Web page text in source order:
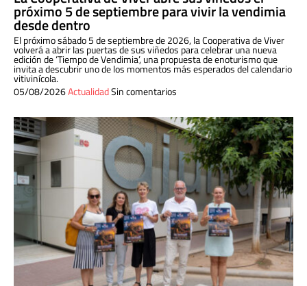
próximo 5 de septiembre para vivir la vendimia
desde dentro
El próximo sábado 5 de septiembre de 2026, la Cooperativa de Viver
volverá a abrir las puertas de sus viñedos para celebrar una nueva
edición de ‘Tiempo de Vendimia’, una propuesta de enoturismo que
invita a descubrir uno de los momentos más esperados del calendario
vitivinícola.
05/08/2026ActualidadSin comentarios